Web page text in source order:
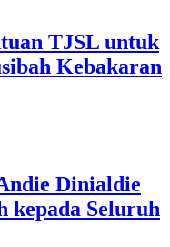
TJSL untuk
Kebakaran
Dinialdie
kepada Seluruh